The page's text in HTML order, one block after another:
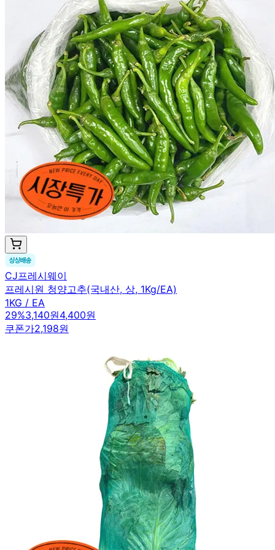
CJ프레시웨이
프레시원 청양고추(국내산, 상, 1Kg/EA)
1KG / EA
29%3,140원4,400원
쿠폰가2,198원